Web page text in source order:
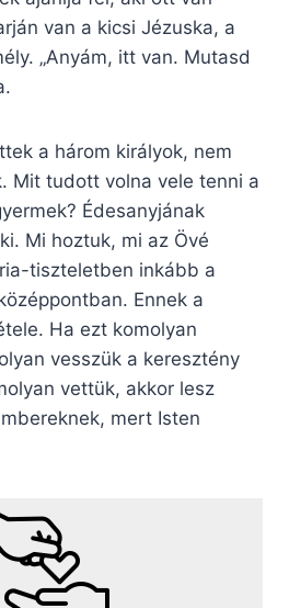
van a kicsi Jézuska, a
„Anyám, itt van. Mutasd
a három királyok, nem
Mit tudott volna vele tenni a
Édesanyjának
Mi hoztuk, mi az Övé
tiszteletben inkább a
Ennek a
Ha ezt komolyan
vesszük a keresztény
vettük, akkor lesz
mert Isten